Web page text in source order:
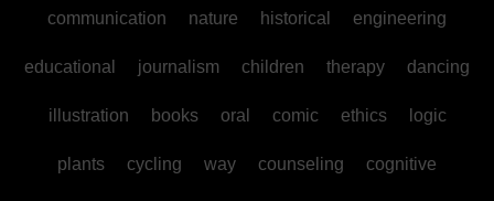
communication nature historical engineering
educational journalism children therapy dancing
illustration books oral comic ethics logic
plants cycling way counseling cognitive